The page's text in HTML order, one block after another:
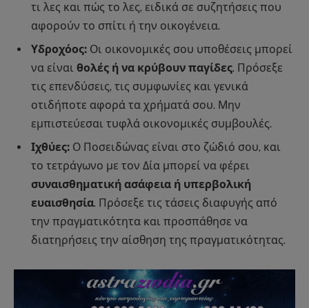
τι λες και πώς το λες, ειδικά σε συζητήσεις που
αφορούν το σπίτι ή την οικογένεια.
Υδροχόος: Οι οικονομικές σου υποθέσεις μπορεί
να είναι θολές ή να κρύβουν παγίδες. Πρόσεξε
τις επενδύσεις, τις συμφωνίες και γενικά
οτιδήποτε αφορά τα χρήματά σου. Μην
εμπιστεύεσαι τυφλά οικονομικές συμβουλές.
Ιχθύες: Ο Ποσειδώνας είναι στο ζώδιό σου, και
το τετράγωνο με τον Δία μπορεί να φέρει
συναισθηματική ασάφεια ή υπερβολική
ευαισθησία. Πρόσεξε τις τάσεις διαφυγής από
την πραγματικότητα και προσπάθησε να
διατηρήσεις την αίσθηση της πραγματικότητας.